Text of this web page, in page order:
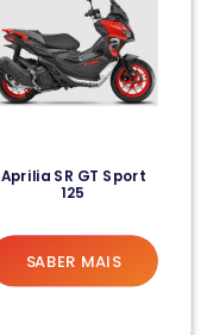
Aprilia SR GT Sport
125
SABER MAIS